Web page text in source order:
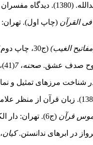
قرآن کریم.
فی القرآن (چاپ اول). تهران:
الغیب) (ج30، چاپ دوم). بیروت: دارالفکر.
صحنه،7(41)، صص 8‑12.
قرآن (ج6). تهران: دار الکتب الإسلامیه.
کیان،